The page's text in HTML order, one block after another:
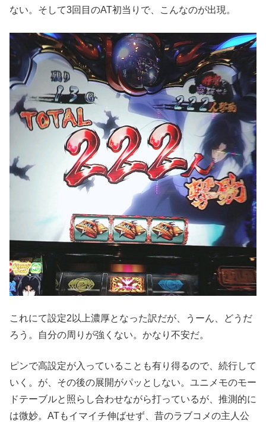
ない。そして3回目のAT初当りで、こんなのが出現。
これにて設定2以上濃厚となった訳だが、うーん、どうだ
ろう。自分の周りが強くない。かなり不安だ。
ピンで高設定が入っていることも有り得るので、続行して
いく。が、その後の展開がパッとしない。ユニメモのモー
ドテーブルと照らし合わせながら打っているが、推測的に
は微妙。ATもイマイチ伸ばせず、昔のラブコメの主人公